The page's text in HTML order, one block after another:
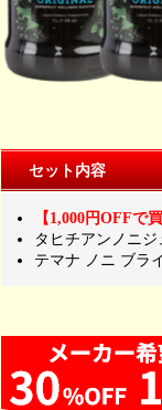
セット内容
【1,000円OFFで
タヒチアンノニジ
テマナ ノニ ブラ